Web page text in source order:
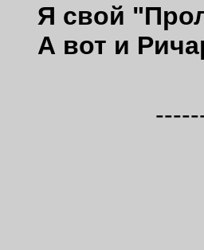
Я свой
А вот и